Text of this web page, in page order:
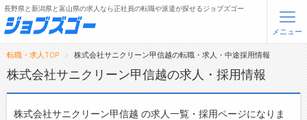
無料会員登録 ログイン
メニュー
長野県と新潟県と富山県の求人なら正社員の転職や派遣が探せるジョブズゴー
メニュー
転職・求人TOP 株式会社サニクリーン甲信越の転職・求人・中途採用情報
株式会社サニクリーン甲信越の求人・採用情報
株式会社サニクリーン甲信越 の求人一覧・採用ページになりま